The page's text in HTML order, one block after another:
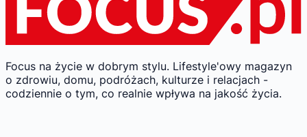
Focus na życie w dobrym stylu. Lifestyle'owy magazyn
o zdrowiu, domu, podróżach, kulturze i relacjach -
codziennie o tym, co realnie wpływa na jakość życia.